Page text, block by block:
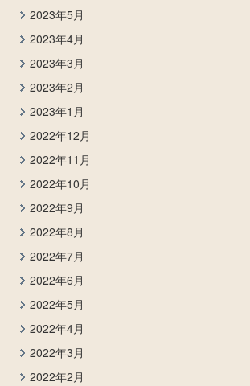
2023年5月
2023年4月
2023年3月
2023年2月
2023年1月
2022年12月
2022年11月
2022年10月
2022年9月
2022年8月
2022年7月
2022年6月
2022年5月
2022年4月
2022年3月
2022年2月